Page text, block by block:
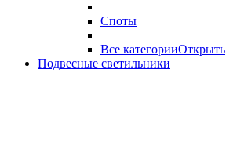
Споты
Все категорииОткрыть
Подвесные светильники